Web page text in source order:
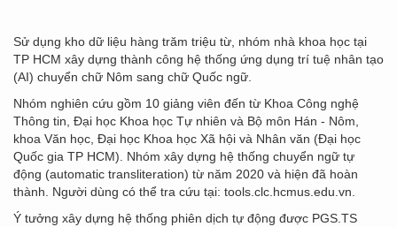
Sử dụng kho dữ liệu hàng trăm triệu từ, nhóm nhà khoa học tại
TP HCM xây dựng thành công hệ thống ứng dụng trí tuệ nhân tạo
(AI) chuyển chữ Nôm sang chữ Quốc ngữ.
Nhóm nghiên cứu gồm 10 giảng viên đến từ Khoa Công nghệ
Thông tin, Đại học Khoa học Tự nhiên và Bộ môn Hán - Nôm,
khoa Văn học, Đại học Khoa học Xã hội và Nhân văn (Đại học
Quốc gia TP HCM). Nhóm xây dựng hệ thống chuyển ngữ tự
động (automatic transliteration) từ năm 2020 và hiện đã hoàn
thành. Người dùng có thể tra cứu tại: tools.clc.hcmus.edu.vn.
Ý tưởng xây dựng hệ thống phiên dịch tự động được PGS.TS